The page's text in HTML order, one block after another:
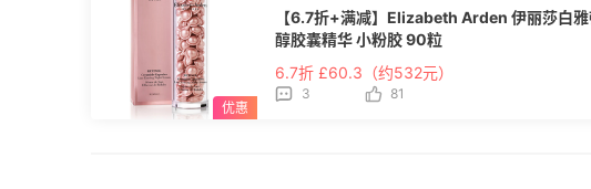
【6.7折+满减】Elizabeth Arden 伊丽莎白
醇胶囊精华 小粉胶 90粒
6.7折 £60.3（约532元）
3 81